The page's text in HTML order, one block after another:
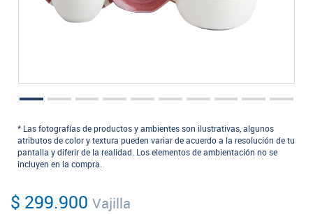
* Las fotografías de productos y ambientes son ilustrativas, algunos
atributos de color y textura pueden variar de acuerdo a la resolución de tu
pantalla y diferir de la realidad. Los elementos de ambientación no se
incluyen en la compra.
$ 299.900 Vajilla